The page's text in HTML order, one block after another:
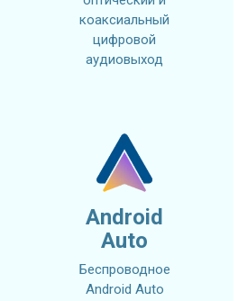
коаксиальный
цифровой
аудиовыход
Android
Auto
Беспроводное
Android Auto